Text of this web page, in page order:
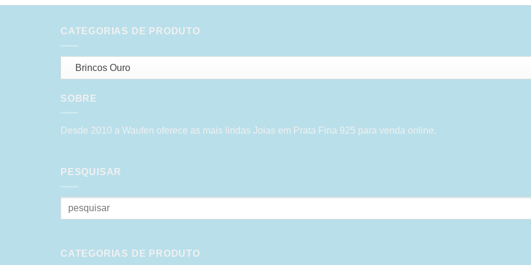
CATEGORIAS DE PRODUTO
Brincos Ouro
SOBRE
Desde 2010 a Waufen oferece as mais lindas Joias em Prata Fina 925 para venda online.
PESQUISAR
Pesquisar
por:
CATEGORIAS DE PRODUTO